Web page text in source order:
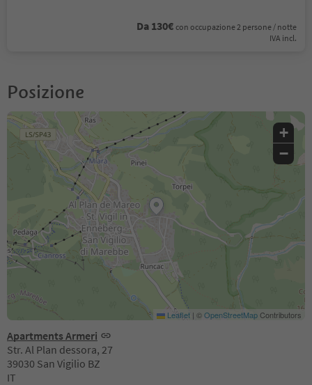
Da 130€ con occupazione 2 persone / notte
IVA incl.
Posizione
Apartments Armeri
Str. Al Plan dessora, 27
39030 San Vigilio BZ
IT
+
−
Leaflet | ©OpenStreetMapContributors